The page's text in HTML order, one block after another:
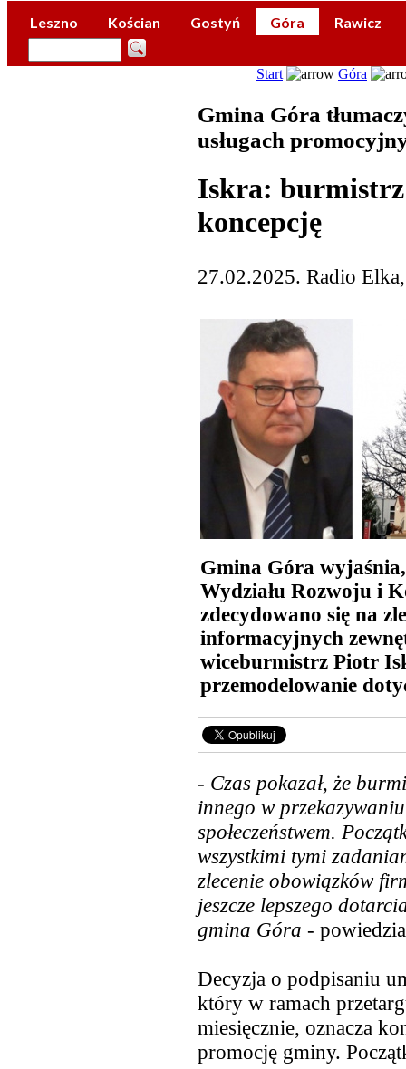
Leszno Kościan Gostyń Góra Rawicz
Start Góra
Gmina Góra
usługach
Iskra: burmistrz
koncepcję
27.02.2025. Radio
Gmina Góra
Wydziału Rozwoju i
zdecydowano się na
informacyjnych
wiceburmistrz Piotr
przemodelowanie
- Czas pokazał, że
innego w
społeczeństwem.
wszystkimi tymi
zlecenie obowiązków
jeszcze lepszego
gmina Góra -
Decyzja o podpisaniu
który w ramach
miesięcznie, oznacza
promocję gminy.